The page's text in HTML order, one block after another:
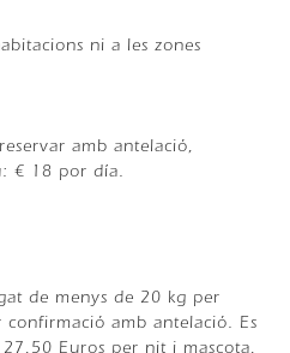
ni a les zones
amb antelació,
€ 18 por día.
de menys de 20 kg per
confirmació amb antelació. Es